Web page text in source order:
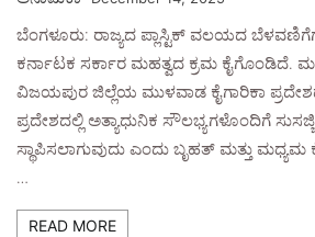
ಬೆಂಗಳೂರು: ರಾಜ್ಯದ ಪ್ಲಾಸ್ಟಿಕ್ ವಲಯದ
ಕರ್ನಾಟಕ ಸರ್ಕಾರ ಮಹತ್ವದ ಕ್ರಮ ಕೈಗೊಂಡಿದೆ.
ವಿಜಯಪುರ ಜಿಲ್ಲೆಯ ಮುಳವಾಡ ಕೈಗಾರಿಕಾ
ಪ್ರದೇಶದಲ್ಲಿ ಅತ್ಯಾಧುನಿಕ ಸೌಲಭ್ಯಗಳೊಂದಿಗೆ
ಸ್ಥಾಪಿಸಲಾಗುವುದು ಎಂದು ಬೃಹತ್ ಮತ್ತು ಮಧ್ಯಮ
…
READ MORE